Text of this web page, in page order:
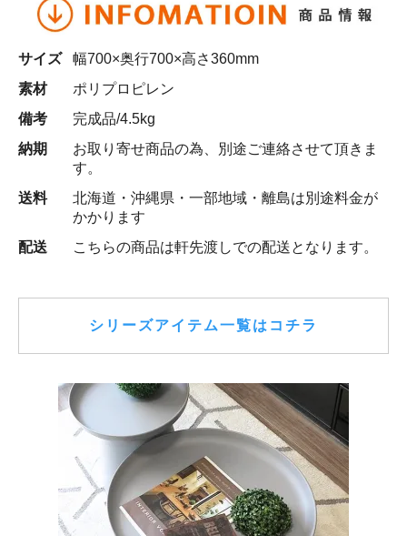
サイズ
幅700×奥行700×高さ360mm
素材
ポリプロピレン
備考
完成品/4.5kg
納期
お取り寄せ商品の為、別途ご連絡させて頂きま
す。
送料
北海道・沖縄県・一部地域・離島は別途料金が
かかります
配送
こちらの商品は軒先渡しでの配送となります。
シリーズアイテム一覧はコチラ